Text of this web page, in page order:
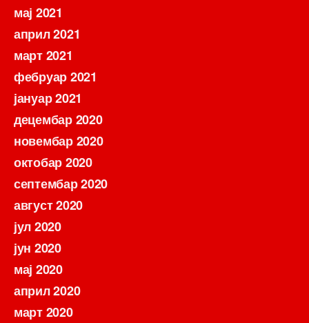
мај 2021
април 2021
март 2021
фебруар 2021
јануар 2021
децембар 2020
новембар 2020
октобар 2020
септембар 2020
август 2020
јул 2020
јун 2020
мај 2020
април 2020
март 2020